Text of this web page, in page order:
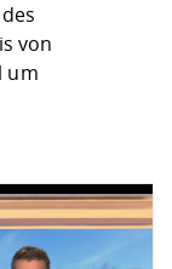
von
um
werden